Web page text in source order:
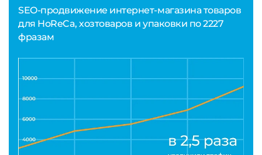
SEO-продвижение интернет-магазина товаров
для HoReCa, хозтоваров и упаковки по 2227
фразам